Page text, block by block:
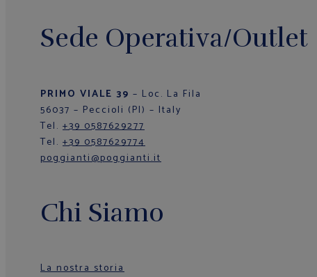
Sede Operativa/Outlet
PRIMO VIALE 39 – Loc. La Fila
56037 – Peccioli (PI) – Italy
Tel. +39 0587629277
Tel. +39 0587629774
poggianti@poggianti.it
Chi Siamo
La nostra storia